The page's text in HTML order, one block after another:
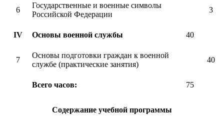
6
Государственные и военные символы
Российской Федерации
3
IV Основы военной службы 40
7
Основы подготовки граждан к военной
службе (практические занятия)
40
Всего часов: 75
Содержание учебной программы